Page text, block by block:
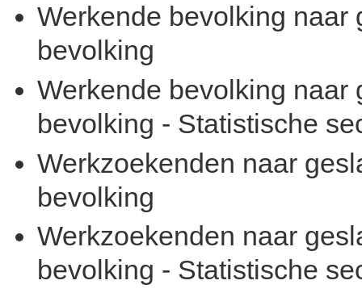
Werkende bevolking naar
bevolking
Werkende bevolking naar
bevolking - Statistische
Werkzoekenden naar
bevolking
Werkzoekenden naar
bevolking - Statistische